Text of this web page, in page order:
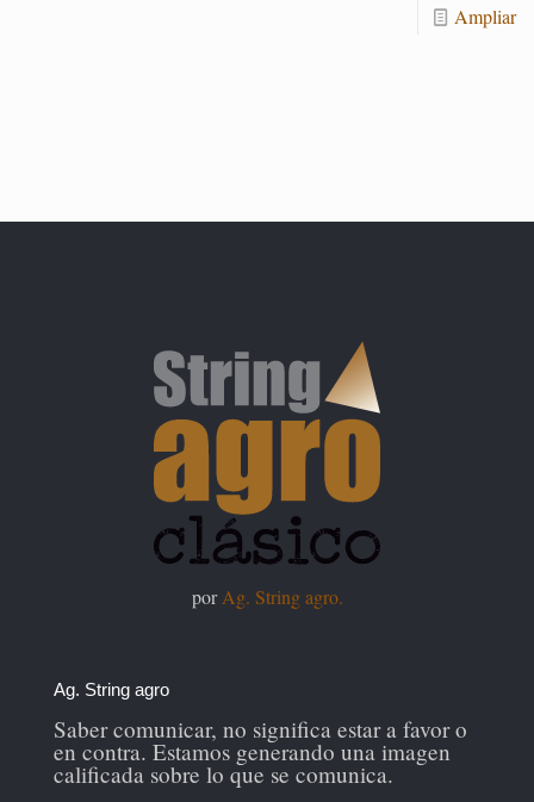
Am­pliar
porAg. String agro.
Ag. String agro
Saber comunicar, no significa estar a favor o
en contra. Estamos generando una imagen
calificada sobre lo que se comunica.